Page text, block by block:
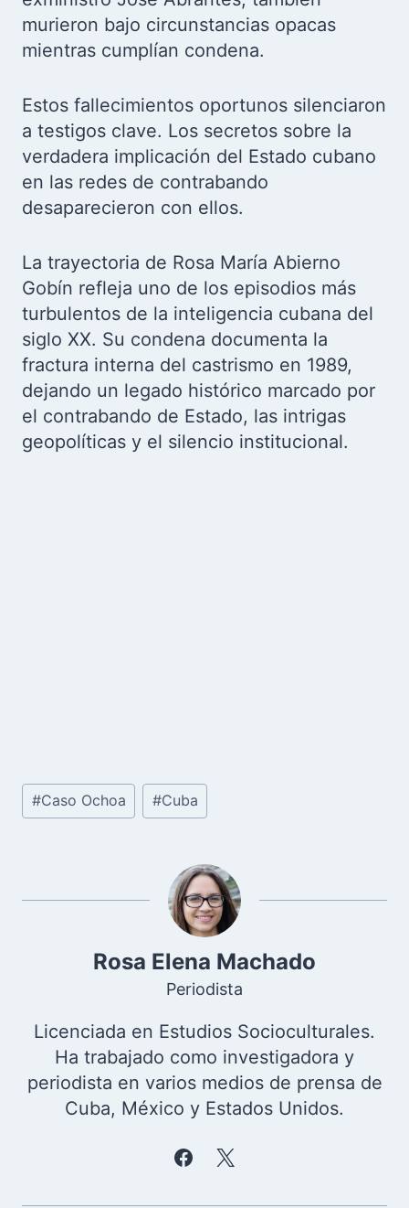
murieron bajo circunstancias opacas
mientras cumplían condena.
Estos fallecimientos oportunos silenciaron
a testigos clave. Los secretos sobre la
verdadera implicación del Estado cubano
en las redes de contrabando
desaparecieron con ellos.
La trayectoria de Rosa María Abierno
Gobín refleja uno de los episodios más
turbulentos de la inteligencia cubana del
siglo XX. Su condena documenta la
fractura interna del castrismo en 1989,
dejando un legado histórico marcado por
el contrabando de Estado, las intrigas
geopolíticas y el silencio institucional.
Etiquetas
de
#Caso Ochoa #Cuba
Rosa Elena Machado
Periodista
Licenciada en Estudios Socioculturales.
Ha trabajado como investigadora y
periodista en varios medios de prensa de
Cuba, México y Estados Unidos.